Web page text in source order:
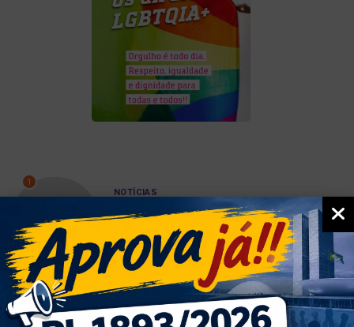
1
NOTÍCIAS
Vote SIM pelo PL da negociação
coletiva no...
06/08/2026
2
Oficina literária abre inscrições